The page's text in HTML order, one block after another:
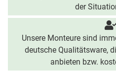
der
Unsere Monteure sind
deutsche Qualitätsware,
anbieten bzw.